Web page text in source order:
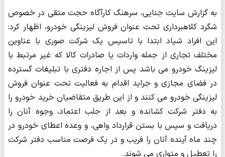
به گزارش سایت جنایی، سرهنگ کارآگاه حجت متقی در خصوص
شگرد کلاهبرداری تحت عنوان فروش لیزینگی خودرو، اظهار کرد:
این افراد شیاد ابتدا با تاسیس یک شرکت صوری با عناوین
مختلف تجاری از جمله واردات یا صادرات کالا که غیر مرتبط با
لیزینگ خودرو می باشد پس از اجاره دفتری با تبلیغات گسترده
در فضای مجازی و جراید اقدام به فعالیت تحت عنوان فروش
لیزینگی خودرو می کنند و از این طریق متقاضیان خرید خودرو را
به دفتر شرکت کشانده و بعد از جلب اعتماد، وجوه آنان را
دریافت و سپس با بستن قرارداد واهی، و وعده اعطای خودرو در
چند ماه آینده آنان را فریب و در یک فرصت مناسب دفتر شرکت
را تعطیل و متواری می شوند.